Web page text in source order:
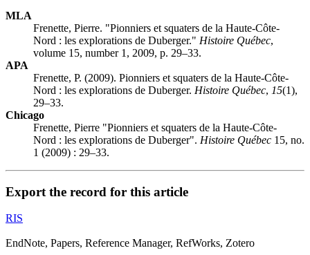
MLA
Frenette, Pierre. "Pionniers et squaters de la Haute-Côte-
Nord : les explorations de Duberger." Histoire Québec,
volume 15, number 1, 2009, p. 29–33.
APA
Frenette, P. (2009). Pionniers et squaters de la Haute-Côte-
Nord : les explorations de Duberger. Histoire Québec, 15(1),
29–33.
Chicago
Frenette, Pierre "Pionniers et squaters de la Haute-Côte-
Nord : les explorations de Duberger". Histoire Québec 15, no.
1 (2009) : 29–33.
Export the record for this article
RIS
EndNote, Papers, Reference Manager, RefWorks, Zotero